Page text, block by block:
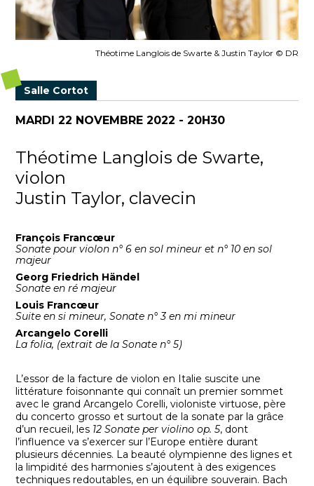
Théotime Langlois de Swarte & Justin Taylor © DR
Salle Cortot
MARDI 22 NOVEMBRE 2022 - 20H30
Théotime Langlois de Swarte,
violon
Justin Taylor, clavecin
François Francœur
Sonate pour violon n° 6 en sol mineur et n° 10 en sol
majeur
Georg Friedrich Händel
Sonate en ré majeur
Louis Francœur
Suite en si mineur, Sonate n° 3 en mi mineur
Arcangelo Corelli
La folia, (extrait de la Sonate n° 5)
L’essor de la facture de violon en Italie suscite une
littérature foisonnante qui connaît un premier sommet
avec le grand Arcangelo Corelli, violoniste virtuose, père
du concerto grosso et surtout de la sonate par la grâce
d’un recueil, les 12 Sonate per violino op. 5, dont
l’influence va s’exercer sur l’Europe entière durant
plusieurs décennies. La beauté olympienne des lignes et
la limpidité des harmonies s’ajoutent à des exigences
techniques redoutables, en un équilibre souverain. Bach